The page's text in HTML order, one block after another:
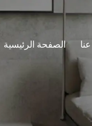
الصفحة الرئيسية